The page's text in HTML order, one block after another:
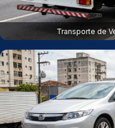
Transporte de